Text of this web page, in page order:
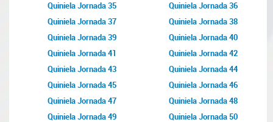
Quiniela Jornada 35
Quiniela Jornada 36
Quiniela Jornada 37
Quiniela Jornada 38
Quiniela Jornada 39
Quiniela Jornada 40
Quiniela Jornada 41
Quiniela Jornada 42
Quiniela Jornada 43
Quiniela Jornada 44
Quiniela Jornada 45
Quiniela Jornada 46
Quiniela Jornada 47
Quiniela Jornada 48
Quiniela Jornada 49
Quiniela Jornada 50